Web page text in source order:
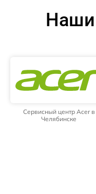
Наши
Сервисный центр Acer в
Челябинске